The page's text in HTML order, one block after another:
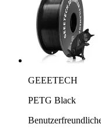
GEEETECH
PETG Black